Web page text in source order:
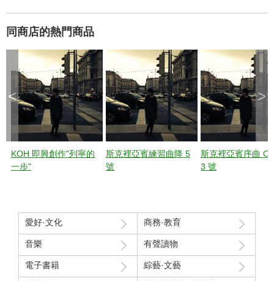
同商店的熱門商品
KOH 即興創作"列寧的
一步"
斯克裡亞賓練習曲降 5
號
斯克裡亞賓序曲
3 號
< >
愛好·文化 商務·教育
音樂 有聲讀物
電子書籍 綜藝·文藝